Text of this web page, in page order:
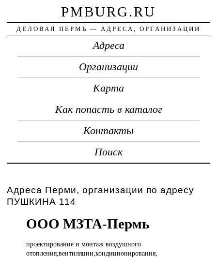
PMBURG.RU
ДЕЛОВАЯ ПЕРМЬ — АДРЕСА, ОРГАНИЗАЦИИ
Адреса
Организации
Карта
Как попасть в каталог
Контакты
Поиск
Адреса Перми, организации по адресу
ПУШКИНА 114
ООО МЗТА-Пермь
проектирование имонтаж воздушного
отопления,вентиляции,кондиционирования,